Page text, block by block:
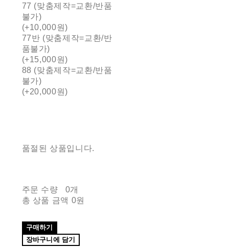
77 (맞춤제작=교환/반품
불가)
(+10,000원)
77반 (맞춤제작=교환/반
품불가)
(+15,000원)
88 (맞춤제작=교환/반품
불가)
(+20,000원)
품절된 상품입니다.
주문 수량
0개
총 상품 금액 0원
구매하기
장바구니에 담기